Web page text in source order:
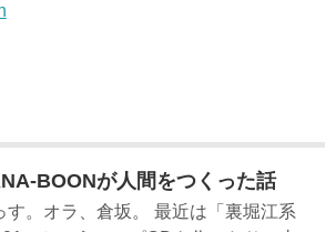
BOONが人間をつくった話
す。オラ、倉坂。 最近は「裏堀江系